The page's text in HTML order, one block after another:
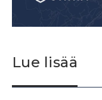
Lue lisää